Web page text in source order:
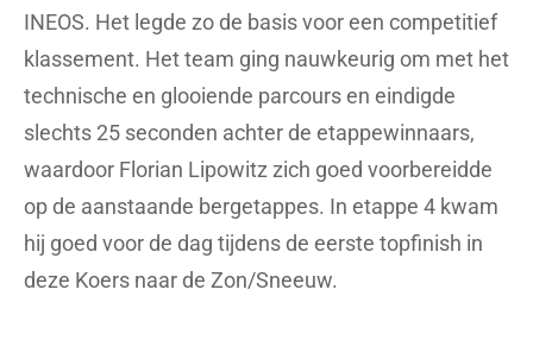
INEOS. Het legde zo de basis voor een competitief
klassement. Het team ging nauwkeurig om met het
technische en glooiende parcours en eindigde
slechts 25 seconden achter de etappewinnaars,
waardoor Florian Lipowitz zich goed voorbereidde
op de aanstaande bergetappes. In etappe 4 kwam
hij goed voor de dag tijdens de eerste topfinish in
deze Koers naar de Zon/Sneeuw.